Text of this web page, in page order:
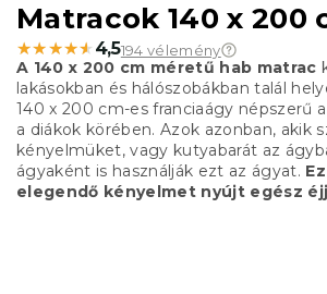
Matracok 140 x 200
★★★★★
★★★★★ 4,5194 vélemény
A 140 x 200 cm méretű hab matrac
lakásokban és hálószobákban talál
140 x 200 cm-es franciaágy népszerű
a diákok körében. Azok azonban, akik
kényelmüket, vagy kutyabarát az
ágyaként is használják ezt az ágyat.
elegendő kényelmet nyújt egész